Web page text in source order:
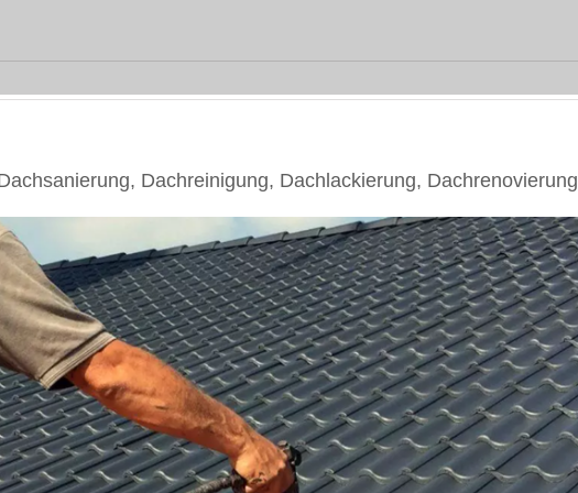
Dachreinigung, Dachlackierung, Dachrenovierung